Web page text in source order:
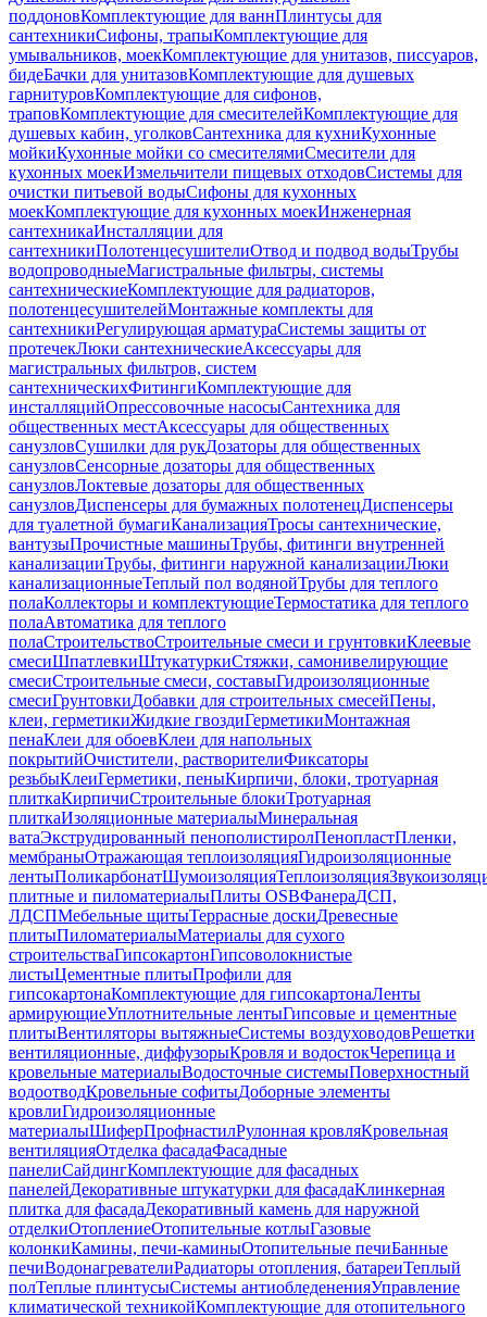
поддоновКомплектующие для ваннПлинтусы для
сантехникиСифоны, трапыКомплектующие для
умывальников, моекКомплектующие для унитазов, писсуаров,
бидеБачки для унитазовКомплектующие для душевых
гарнитуровКомплектующие для сифонов,
траповКомплектующие для смесителейКомплектующие для
душевых кабин, уголковСантехника для кухниКухонные
мойкиКухонные мойки со смесителямиСмесители для
кухонных моекИзмельчители пищевых отходовСистемы для
очистки питьевой водыСифоны для кухонных
моекКомплектующие для кухонных моекИнженерная
сантехникаИнсталляции для
сантехникиПолотенцесушителиОтвод и подвод водыТрубы
водопроводныеМагистральные фильтры, системы
сантехническиеКомплектующие для радиаторов,
полотенцесушителейМонтажные комплекты для
сантехникиРегулирующая арматураСистемы защиты от
протечекЛюки сантехническиеАксессуары для
магистральных фильтров, систем
сантехническихФитингиКомплектующие для
инсталляцийОпрессовочные насосыСантехника для
общественных местАксессуары для общественных
санузловСушилки для рукДозаторы для общественных
санузловСенсорные дозаторы для общественных
санузловЛоктевые дозаторы для общественных
санузловДиспенсеры для бумажных полотенецДиспенсеры
для туалетной бумагиКанализацияТросы сантехнические,
вантузыПрочистные машиныТрубы, фитинги внутренней
канализацииТрубы, фитинги наружной канализацииЛюки
канализационныеТеплый пол водянойТрубы для теплого
полаКоллекторы и комплектующиеТермостатика для теплого
полаАвтоматика для теплого
полаСтроительствоСтроительные смеси и грунтовкиКлеевые
смесиШпатлевкиШтукатуркиСтяжки, самонивелирующие
смесиСтроительные смеси, составыГидроизоляционные
смесиГрунтовкиДобавки для строительных смесейПены,
клеи, герметикиЖидкие гвоздиГерметикиМонтажная
пенаКлеи для обоевКлеи для напольных
покрытийОчистители, растворителиФиксаторы
резьбыКлеиГерметики, пеныКирпичи, блоки, тротуарная
плиткаКирпичиСтроительные блокиТротуарная
плиткаИзоляционные материалыМинеральная
ватаЭкструдированный пенополистиролПенопластПленки,
мембраныОтражающая теплоизоляцияГидроизоляционные
лентыПоликарбонатШумоизоляцияТеплоизоляция
плитные и пиломатериалыПлиты OSBФанераДСП,
ЛДСПМебельные щитыТеррасные доскиДревесные
плитыПиломатериалыМатериалы для сухого
строительстваГипсокартонГипсоволокнистые
листыЦементные плитыПрофили для
гипсокартонаКомплектующие для гипсокартонаЛенты
армирующиеУплотнительные лентыГипсовые и цементные
плитыВентиляторы вытяжныеСистемы воздуховодовРешетки
вентиляционные, диффузорыКровля и водостокЧерепица и
кровельные материалыВодосточные системыПоверхностный
водоотводКровельные софитыДоборные элементы
кровлиГидроизоляционные
материалыШиферПрофнастилРулонная кровляКровельная
вентиляцияОтделка фасадаФасадные
панелиСайдингКомплектующие для фасадных
панелейДекоративные штукатурки для фасадаКлинкерная
плитка для фасадаДекоративный камень для наружной
отделкиОтоплениеОтопительные котлыГазовые
колонкиКамины, печи-каминыОтопительные печиБанные
печиВодонагревателиРадиаторы отопления, батареиТеплый
полТеплые плинтусыСистемы антиобледененияУправление
климатической техникойКомплектующие для отопительного